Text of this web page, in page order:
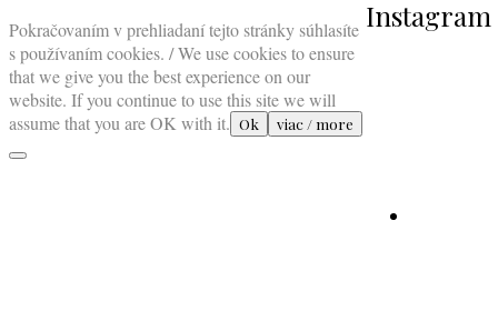
Instagram
top
Pokračovaním v prehliadaní tejto stránky súhlasíte
s používaním cookies. / We use cookies to ensure
that we give you the best experience on our
website. If you continue to use this site we will
assume that you are OK with it. Ok viac / more